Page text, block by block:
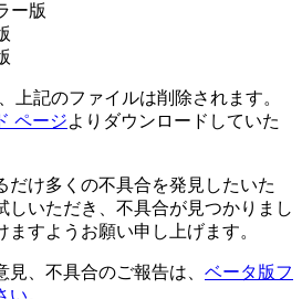
ー版
上記のファイルは削除されます。
ページよりダウンロードしていた
だけ多くの不具合を発見したいた
しいただき、不具合が見つかりまし
すようお願い申し上げます。
、不具合のご報告は、 ベータ版フ